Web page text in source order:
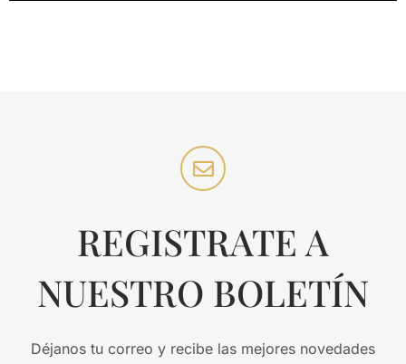
REGISTRATE A
NUESTRO BOLETÍN
Déjanos tu correo y recibe las mejores novedades